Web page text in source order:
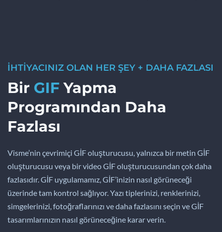
İHTİYACINIZ OLAN HER ŞEY + DAHA FAZLASI
Bir GIFYapma
Programından Daha
Fazlası
Visme’nin çevrimiçi GİF oluşturucusu, yalnızca bir metin GİF
oluşturucusu veya bir video GİF oluşturucusundan çok daha
fazlasıdır. GİF uygulamamız, GİF’inizin nasıl görüneceği
üzerinde tam kontrol sağlıyor. Yazı tiplerinizi, renklerinizi,
simgelerinizi, fotoğraflarınızı ve daha fazlasını seçin ve GİF
tasarımlarınızın nasıl görüneceğine karar verin.